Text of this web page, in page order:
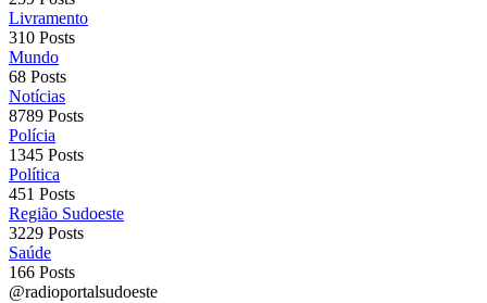
Livramento
310 Posts
Mundo
68 Posts
Notícias
8789 Posts
Polícia
1345 Posts
Política
451 Posts
Região Sudoeste
3229 Posts
Saúde
166 Posts
@radioportalsudoeste